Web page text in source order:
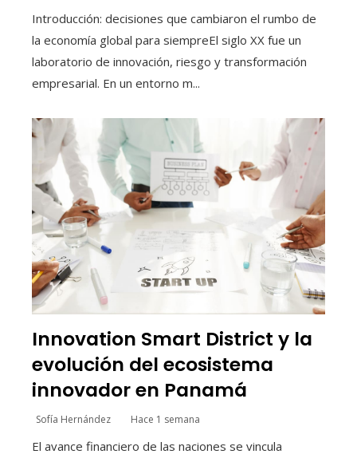
Introducción: decisiones que cambiaron el rumbo de
la economía global para siempreEl siglo XX fue un
laboratorio de innovación, riesgo y transformación
empresarial. En un entorno m...
Innovation Smart District y la
evolución del ecosistema
innovador en Panamá
Sofía Hernández Hace 1 semana
El avance financiero de las naciones se vincula